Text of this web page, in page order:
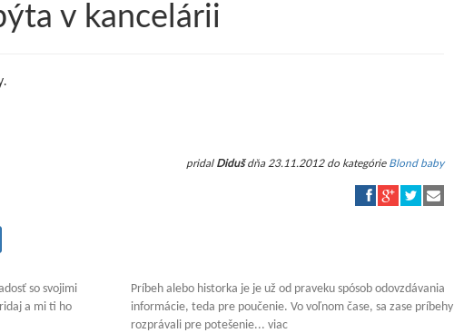
v kancelárii
pridal Didušdňa 23.11.2012 do kategórie Blond baby
so svojimi
a mi ti ho
Príbeh alebo historka je je už od praveku spósob odovzdávania
informácie, teda pre poučenie. Vo voľnom čase, sa zase príbehy
rozprávali pre potešenie... viac